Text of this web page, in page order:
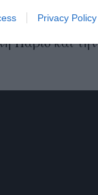
Privacy Policy
Πάριο και την